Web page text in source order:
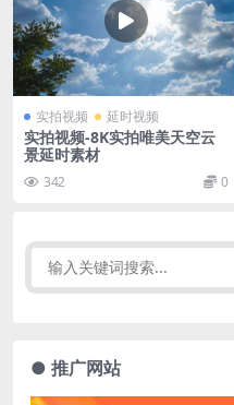
实拍视频 延时视频
实拍视频-8K实拍唯美天空云
景延时素材
342 0
● 推广网站